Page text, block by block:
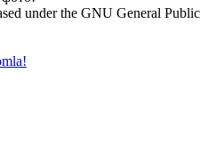
under the GNU General Public